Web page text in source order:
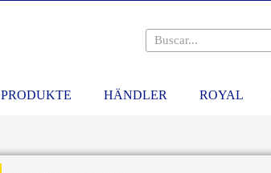
PRODUKTE HÄNDLER ROYAL